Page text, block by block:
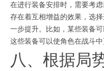
在进行装备安排时，需要考
存在着互相增益的效果，选
一步提升。比如，某些装备
这些装备可以使角色在战斗中
八、根据局